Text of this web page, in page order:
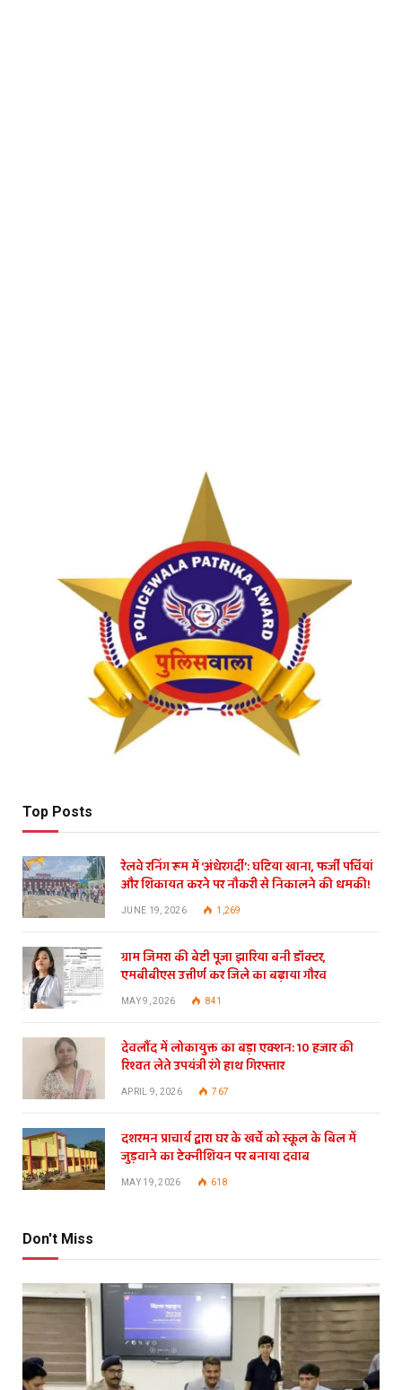
Top Posts
रेलवे रनिंग रूम में ‘अंधेरगर्दी’: घटिया खाना, फर्जी पर्चियां
और शिकायत करने पर नौकरी से निकालने की धमकी!
JUNE 19, 2026 1,269
ग्राम जिमरा की बेटी पूजा झारिया बनी डॉक्टर,
एमबीबीएस उत्तीर्ण कर जिले का बढ़ाया गौरव
MAY 9, 2026 841
देवलौंद में लोकायुक्त का बड़ा एक्शन: 10 हजार की
रिश्वत लेते उपयंत्री रंगे हाथ गिरफ्तार
APRIL 9, 2026 767
दशरमन प्राचार्य द्वारा घर के खर्चे को स्कूल के बिल में
जुड़वाने का टेक्नीशियन पर बनाया दवाब
MAY 19, 2026 618
Don't Miss